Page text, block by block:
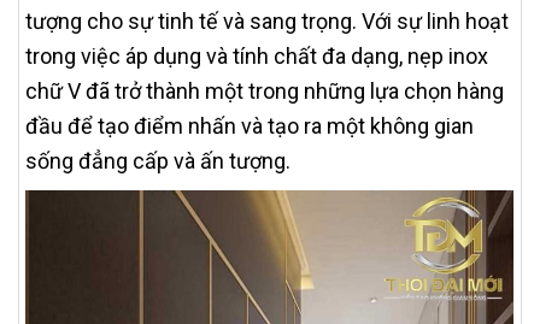
tượng cho sự tinh tế và sang trọng. Với sự linh hoạt
trong việc áp dụng và tính chất đa dạng, nẹp inox
chữ V đã trở thành một trong những lựa chọn hàng
đầu để tạo điểm nhấn và tạo ra một không gian
sống đẳng cấp và ấn tượng.